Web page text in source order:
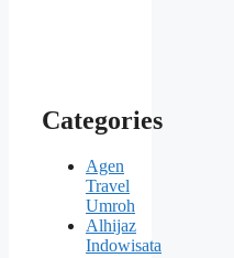
Categories
Agen
Travel
Umroh
Alhijaz
Indowisata